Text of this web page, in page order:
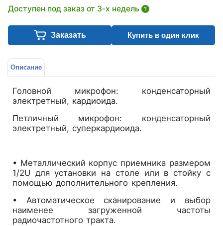
Доступен под заказ от 3-х недель ?
Заказать Купить в один клик
Описание
Головной микрофон: конденсаторный
электретный, кардиоида.
Петличный микрофон: конденсаторный
электретный, суперкардиоида.
• Металлический корпус приемника размером
1/2U для установки на столе или в стойку с
помощью дополнительного крепления.
• Автоматическое сканирование и выбор
наименее загруженной частоты
радиочастотного тракта.